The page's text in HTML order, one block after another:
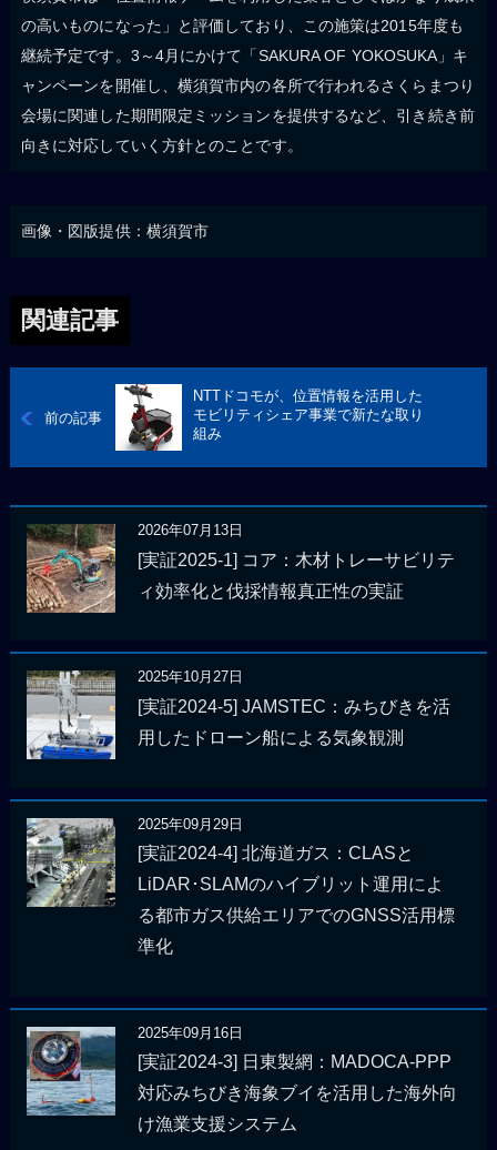
の高いものになった」と評価しており、この施策は2015年度も
継続予定です。3～4月にかけて「SAKURA OF YOKOSUKA」キ
ャンペーンを開催し、横須賀市内の各所で行われるさくらまつり
会場に関連した期間限定ミッションを提供するなど、引き続き前
向きに対応していく方針とのことです。
画像・図版提供：横須賀市
関連記事
前の記事
NTTドコモが、位置情報を活用した
モビリティシェア事業で新たな取り
組み
2026年07月13日
[実証2025-1] コア：木材トレーサビリテ
ィ効率化と伐採情報真正性の実証
2025年10月27日
[実証2024-5] JAMSTEC：みちびきを活
用したドローン船による気象観測
2025年09月29日
[実証2024-4] 北海道ガス：CLASと
LiDAR･SLAMのハイブリット運用によ
る都市ガス供給エリアでのGNSS活用標
準化
2025年09月16日
[実証2024-3] 日東製網：MADOCA-PPP
対応みちびき海象ブイを活用した海外向
け漁業支援システム